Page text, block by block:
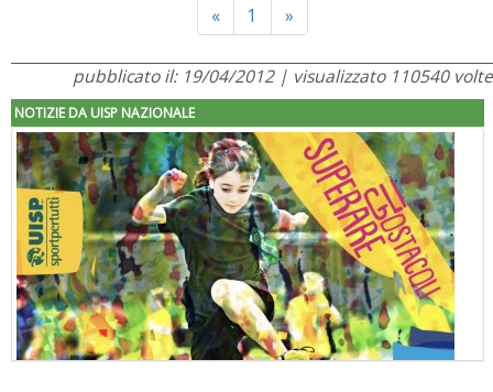
«Previous
1 »Next
pubblicato il: 19/04/2012 | visualizzato 110540 volte
NOTIZIE DA UISP NAZIONALE